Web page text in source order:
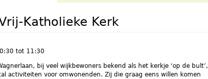
Katholieke Kerk
tot 11:30
bij veel wijkbewoners bekend als het kerkje ‘op de bult’,
activiteiten voor omwonenden. Zij die graag eens willen komen